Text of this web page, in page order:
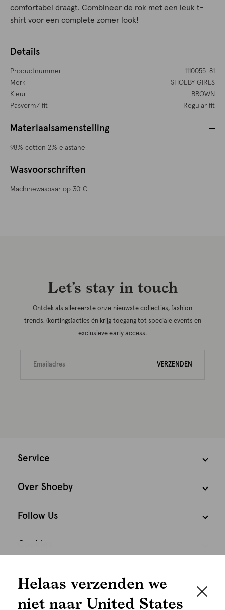
graag persoonlijk
comfortabel draagt. Combineer de rok met een leuk t-
shirt voor een complete zomer look!
Details
Productnummer
1110055-81
Merk
SHOEBY GIRLS
Kleur
BROWN
Pasvorm/ fit
Regular fit
Materiaalsamenstelling
98% cotton 2% elastane
Wasvoorschriften
Machinewasbaar op 30°C
Let’s stay in touch
Ontdek als allereerste onze nieuwste collecties, fashion
trends, (kortings)acties én krijg toegang tot speciale events en
exclusieve early access.
VERZENDEN
Service
Over Shoeby
Follow Us
Helaas verzenden we
niet naar United States